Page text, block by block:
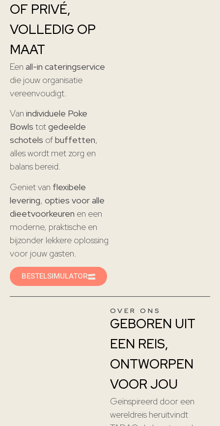
OF PRIVÉ,
VOLLEDIG OP
MAAT
Een all-in cateringservice
die jouw organisatie
vereenvoudigt.
Van individuele Poke
Bowls totgedeelde
schotels ofbuffetten,
alles wordt met zorg en
balans bereid.
Geniet van flexibele
levering, opties voor alle
dieetvoorkeuren en een
moderne, praktische en
bijzonder lekkere oplossing
voor jouw gasten.
BESTELSIMULATOR
OVER ONS
GEBOREN UIT
EEN REIS,
ONTWORPEN
VOOR JOU
Geïnspireerd door een
wereldreis heruitvindt